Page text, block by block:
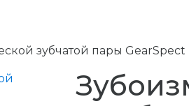
зубчатой пары GearSpect